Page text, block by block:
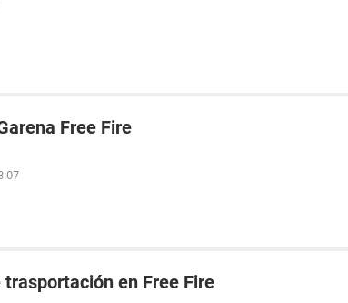
Free Fire
en Free Fire